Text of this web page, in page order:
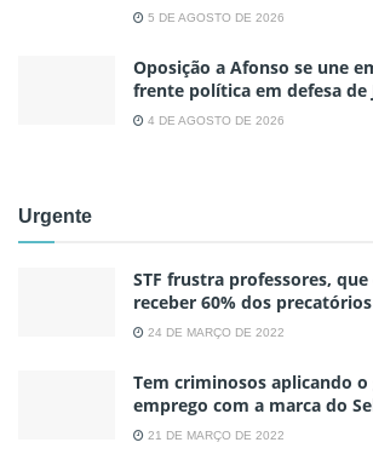
5 DE AGOSTO DE 2026
Oposição a Afonso se une
frente política em defesa de
4 DE AGOSTO DE 2026
Urgente
STF frustra professores,
receber 60% dos
24 DE MARÇO DE 2022
Tem criminosos aplicando o
emprego com a marca do
21 DE MARÇO DE 2022